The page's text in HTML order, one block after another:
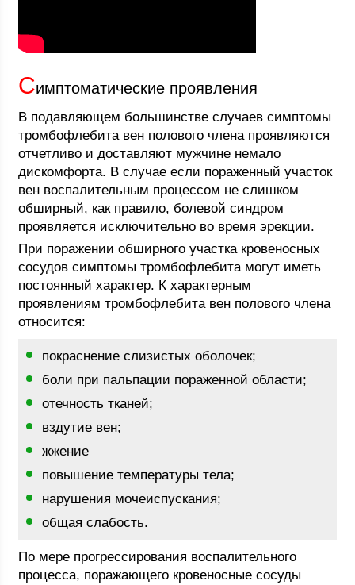
Симптоматические проявления
В подавляющем большинстве случаев симптомы
тромбофлебита вен полового члена проявляются
отчетливо и доставляют мужчине немало
дискомфорта. В случае если пораженный участок
вен воспалительным процессом не слишком
обширный, как правило, болевой синдром
проявляется исключительно во время эрекции.
При поражении обширного участка кровеносных
сосудов симптомы тромбофлебита могут иметь
постоянный характер. К характерным
проявлениям тромбофлебита вен полового члена
относится:
покраснение слизистых оболочек;
боли при пальпации пораженной области;
отечность тканей;
вздутие вен;
жжение
повышение температуры тела;
нарушения мочеиспускания;
общая слабость.
По мере прогрессирования воспалительного
процесса, поражающего кровеносные сосуды